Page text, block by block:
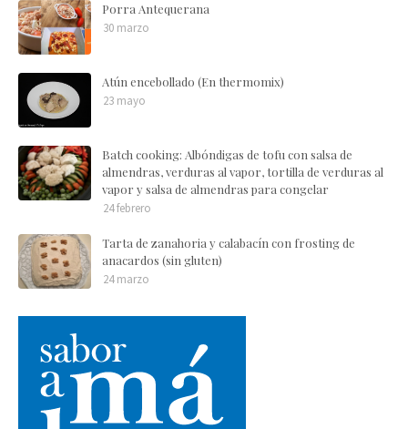
Porra Antequerana
30 marzo
Atún encebollado (En thermomix)
23 mayo
Batch cooking: Albóndigas de tofu con salsa de
almendras, verduras al vapor, tortilla de verduras al
vapor y salsa de almendras para congelar
24 febrero
Tarta de zanahoria y calabacín con frosting de
anacardos (sin gluten)
24 marzo